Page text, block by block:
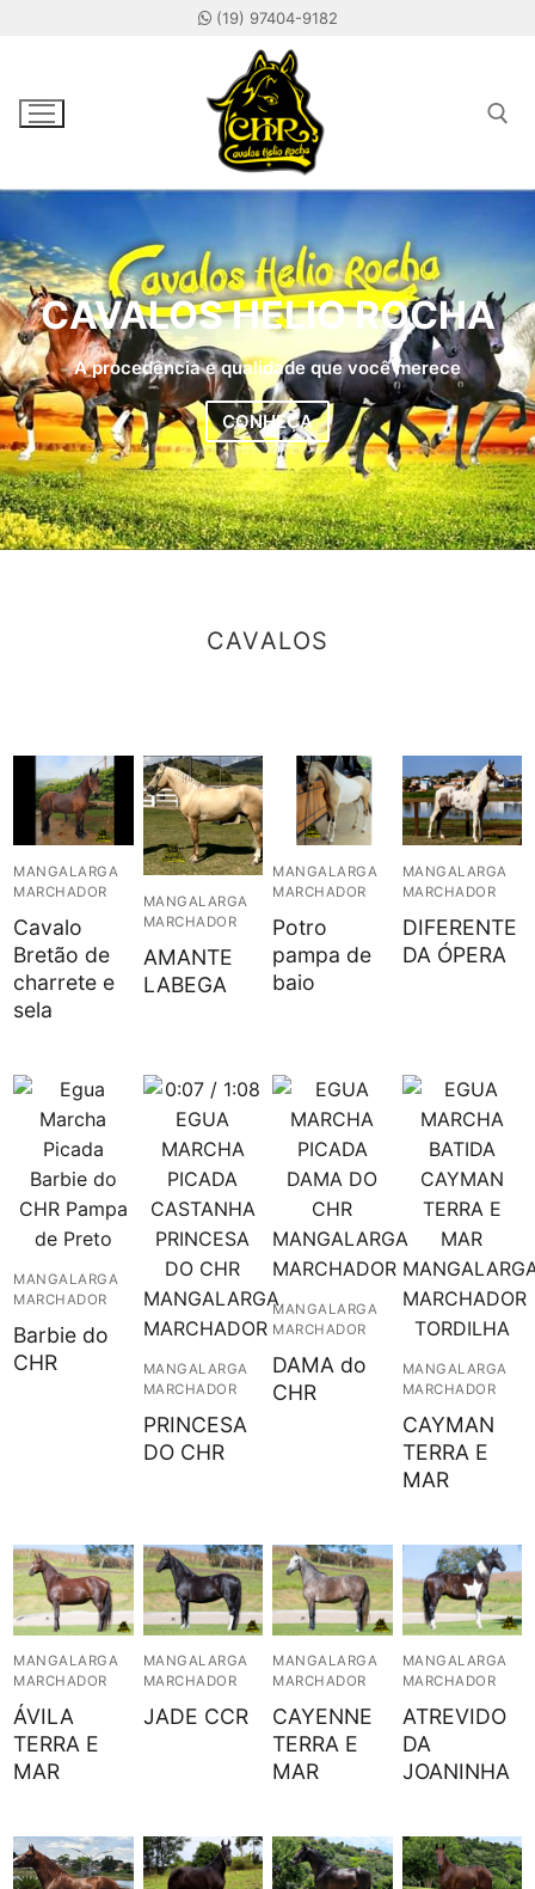
(19) 97404-9182
Home
CAVALOS HELIO ROCHA
A procedência e qualidade que você merece
CONHEÇA
CAVALOS
MANGALARGA
MARCHADOR
Cavalo
Bretão de
charrete e
sela
MANGALARGA
MARCHADOR
AMANTE
LABEGA
MANGALARGA
MARCHADOR
Potro
pampa de
baio
MANGALARGA
MARCHADOR
DIFERENTE
DA ÓPERA
MANGALARGA
MARCHADOR
Barbie do
CHR
MANGALARGA
MARCHADOR
PRINCESA
DO CHR
MANGALARGA
MARCHADOR
DAMA do
CHR
MANGALARGA
MARCHADOR
CAYMAN
TERRA E
MAR
MANGALARGA
MARCHADOR
ÁVILA
TERRA E
MAR
MANGALARGA
MARCHADOR
JADE CCR
MANGALARGA
MARCHADOR
CAYENNE
TERRA E
MAR
MANGALARGA
MARCHADOR
ATREVIDO
DA
JOANINHA